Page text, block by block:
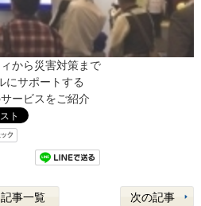
から災害対策まで
にサポートする
ービスをご紹介
記事一覧 次の記事